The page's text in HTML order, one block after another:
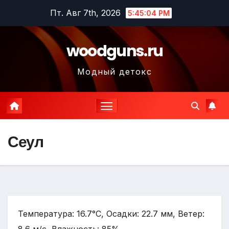
содержимому
Пт. Авг 7th, 2026 5:45:06 PM
woodguns.ru
Модный детокс
Сеул
Температура: 16.7°C, Осадки: 22.7 мм, Ветер: